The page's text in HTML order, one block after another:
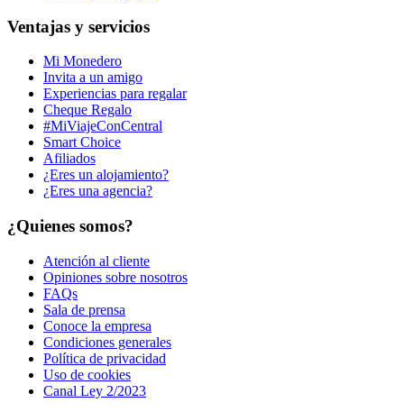
Ventajas y servicios
Mi Monedero
Invita a un amigo
Experiencias para regalar
Cheque Regalo
#MiViajeConCentral
Smart Choice
Afiliados
¿Eres un alojamiento?
¿Eres una agencia?
¿Quienes somos?
Atención al cliente
Opiniones sobre nosotros
FAQs
Sala de prensa
Conoce la empresa
Condiciones generales
Política de privacidad
Uso de cookies
Canal Ley 2/2023